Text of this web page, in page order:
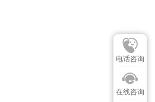
电话咨询
在线咨询